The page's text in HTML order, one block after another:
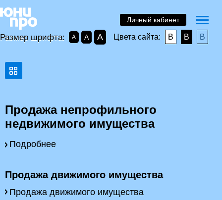
Размер шрифта: A A A Цвета сайта: B B B
Личный кабинет
Продажа непрофильного
недвижимого имущества
Подробнее
Продажа движимого имущества
Продажа движимого имущества